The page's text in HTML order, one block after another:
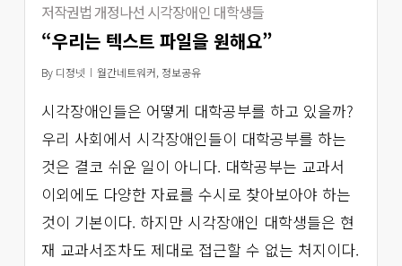
저작권법 개정나선 시각장애인 대학생들
“우리는 텍스트 파일을 원해요”
By 디정넷 월간네트워커, 정보공유
시각장애인들은 어떻게 대학공부를 하고 있을까?
우리 사회에서 시각장애인들이 대학공부를 하는
것은 결코 쉬운 일이 아니다. 대학공부는 교과서
이외에도 다양한 자료를 수시로 찾아보아야 하는
것이 기본이다. 하지만 시각장애인 대학생들은 현
재 교과서조차도 제대로 접근할 수 없는 처지이다.